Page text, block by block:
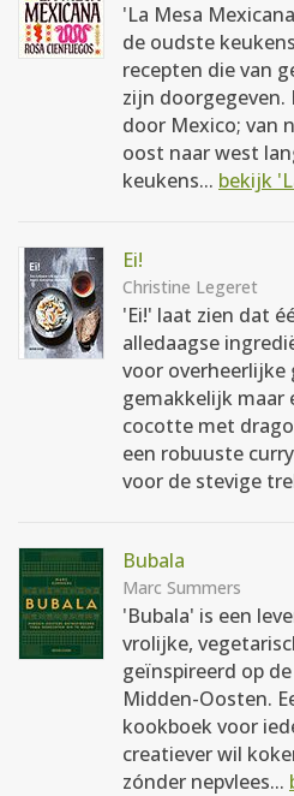
'La Mesa
de oudste
recepten die van
zijn
door Mexico; van
oost naar west
keukens... bekijk
Ei!
Christine Legeret
'Ei!' laat zien dat
alledaagse
voor overheerlijke
gemakkelijk maar
cocotte met
een robuuste
voor de stevige
Bubala
Marc Summers
'Bubala' is een
vrolijke,
geïnspireerd op
Midden-Oosten.
kookboek voor
creatiever wil
zónder nepvlees...